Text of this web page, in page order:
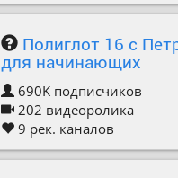
Полиглот 16 с
для начинающих
690K подписчиков
202 видеоролика
9 рек. каналов